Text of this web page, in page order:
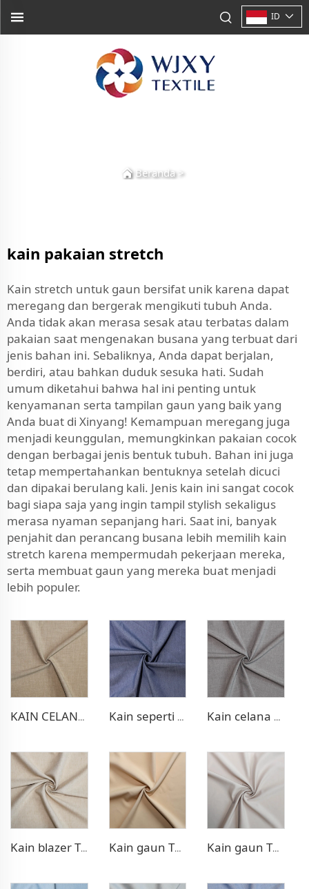
ID
Beranda>
kain pakaian stretch
Kain stretch untuk gaun bersifat unik karena dapat
meregang dan bergerak mengikuti tubuh Anda.
Anda tidak akan merasa sesak atau terbatas dalam
pakaian saat mengenakan busana yang terbuat dari
jenis bahan ini. Sebaliknya, Anda dapat berjalan,
berdiri, atau bahkan duduk sesuka hati. Sudah
umum diketahui bahwa hal ini penting untuk
kenyamanan serta tampilan gaun yang baik yang
Anda buat di Xinyang! Kemampuan meregang juga
menjadi keunggulan, memungkinkan pakaian cocok
dengan berbagai jenis bentuk tubuh. Bahan ini juga
tetap mempertahankan bentuknya setelah dicuci
dan dipakai berulang kali. Jenis kain ini sangat cocok
bagi siapa saja yang ingin tampil stylish sekaligus
merasa nyaman sepanjang hari. Saat ini, banyak
penjahit dan perancang busana lebih memilih kain
stretch karena mempermudah pekerjaan mereka,
serta membuat gaun yang mereka buat menjadi
lebih populer.
KAIN CELANA POLY RAYON MELAR Kain seperti Denim Poly Rayon Kain celana stretch empat arah TR
Kain blazer TR seperti linen Kain gaun TR anyaman ganda Kain gaun TR anyaman ganda